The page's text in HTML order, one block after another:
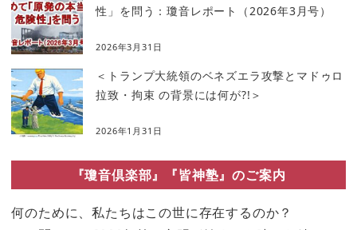
性」を問う：瓊音レポート（2026年3月号）
2026年3月31日
＜トランプ大統領のベネズエラ攻撃とマドゥロ
拉致・拘束 の背景には何が?!＞
2026年1月31日
『瓊音倶楽部』『皆神塾』のご案内
何のために、私たちはこの世に存在するのか？